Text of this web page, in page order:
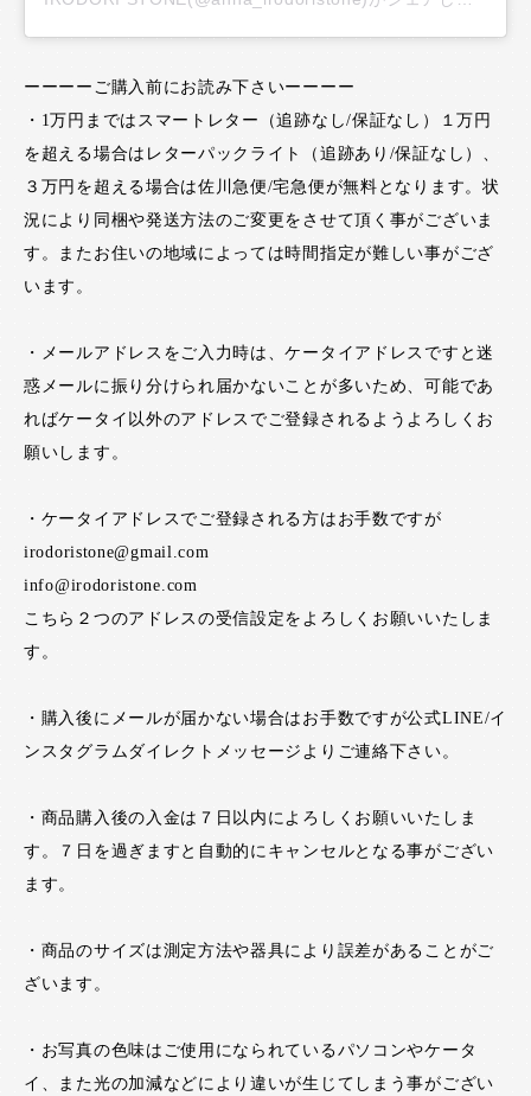
ーーーーご購入前にお読み下さいーーーー
・1万円まではスマートレター（追跡なし/保証なし）１万円
を超える場合はレターパックライト（追跡あり/保証なし）、
３万円を超える場合は佐川急便/宅急便が無料となります。状
況により同梱や発送方法のご変更をさせて頂く事がございま
す。またお住いの地域によっては時間指定が難しい事がござ
います。
・メールアドレスをご入力時は、ケータイアドレスですと迷
惑メールに振り分けられ届かないことが多いため、可能であ
ればケータイ以外のアドレスでご登録されるようよろしくお
願いします。
・ケータイアドレスでご登録される方はお手数ですが
irodoristone@gmail.com
info@irodoristone.com
こちら２つのアドレスの受信設定をよろしくお願いいたしま
す。
・購入後にメールが届かない場合はお手数ですが公式LINE/イ
ンスタグラムダイレクトメッセージよりご連絡下さい。
・商品購入後の入金は７日以内によろしくお願いいたしま
す。７日を過ぎますと自動的にキャンセルとなる事がござい
ます。
・商品のサイズは測定方法や器具により誤差があることがご
ざいます。
・お写真の色味はご使用になられているパソコンやケータ
イ、また光の加減などにより違いが生じてしまう事がござい